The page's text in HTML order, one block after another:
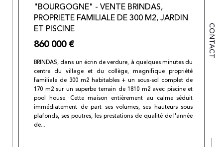
CONTACT
"BOURGOGNE" - VENTE BRINDAS,
PROPRIETE FAMILIALE DE 300 M2, JARDIN
ET PISCINE
860 000 €
BRINDAS, dans un écrin de verdure, à quelques minutes du
centre du village et du collège, magnifique propriété
familiale de 300 m2 habitables + un sous-sol complet de
170 m2 sur un superbe terrain de 1810 m2 avec piscine et
pool house. Cette maison entièrement au calme séduit
immédiatement de part ses volumes, ses hauteurs sous
plafonds, ses poutres, les prestations de qualité de l'année
de...